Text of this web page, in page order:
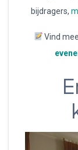
bijdragers,
Vind